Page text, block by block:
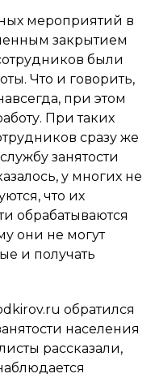
мероприятий в
закрытием
были
Что и говорить,
при этом
При таких
сразу же
занятости
у многих не
что их
обрабатываются
они не могут
и получать
обратился
населения
рассказали,